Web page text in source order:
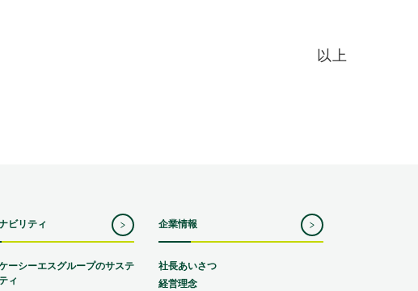
以上
ビリティ
ーシーエスグループのサステ
ィ
企業情報
社長あいさつ
経営理念